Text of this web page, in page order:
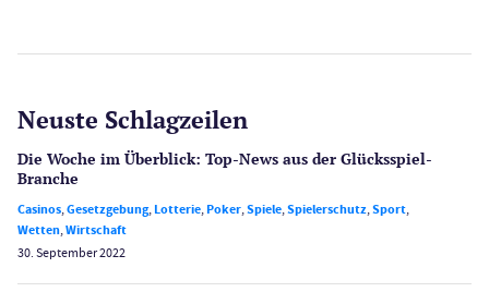
Neuste Schlagzeilen
Die Woche im Überblick: Top-News aus der Glücksspiel-
Branche
Casinos,Gesetzgebung,Lotterie,Poker,Spiele,Spielerschutz,Sport,
Wetten,Wirtschaft
30. September 2022